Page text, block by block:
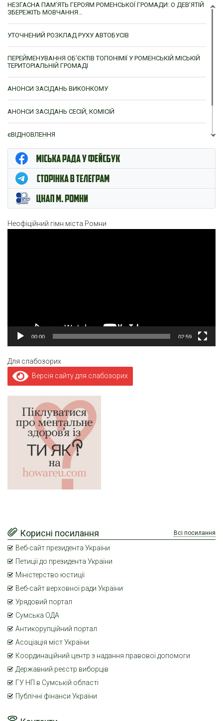
НЕЗГАСНА ПАМ’ЯТЬ ГЕРОЯМ РОМЕНСЬКОЇ ГРОМАДИ: О ДЕВ’ЯТІЙ
ЗБЕРЕЖІТЬ МОВЧАННЯ…
УТОЧНЕНИЙ РОЗКЛАД РУХУ АВТОБУСІВ
ПЕРЕЙМЕНУВАННЯ ОБ’ЄКТІВ ТОПОНІМІЇ У РОМЕНСЬКІЙ МІСЬКІЙ
ТЕРИТОРІАЛЬНІЙ ГРОМАДІ
АНОНСИ ЗАСІДАНЬ ВИКОНКОМУ
АНОНСИ ЗАСІДАНЬ СЕСІЙ, КОМІСІЙ
єВІДНОВЛЕННЯ
ЦНАП м. Ромни
Неофіційний гімн міста Ромни
00:00 02:59
Для слабозорих
Версія сайту для слабозорих
Корисні посилання Всі посилання
Веб-сайт президента України
Петиції до президента України
Міністерство юстиції
Веб-сайт верховної ради України
Урядовий портал
Сумська ОДА
Антикорупційний портал
Асоціація міст України
Координаційний центр з надання правової допомоги
Державний реєстр виборців
ГУ НП в Сумській області
Публічні фінанси України